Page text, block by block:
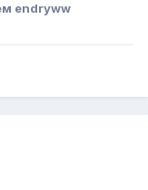
endryww